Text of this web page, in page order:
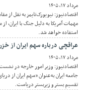
مرداد ۱۷, ۱۴۰۵
اقتصادنیوز: نیویورک‌تایمز به نقل از
مهمات آمریکا به دلیل جنگ با ایران،
استفاده خواهد شد.
عراقچی درباره سهم ایران از خزر
مرداد ۱۷, ۱۴۰۵
اقتصادنیوز: وزیر امور خارجه در
جامعه ایران به‌عنوان «سهم ایران از
تقسیم بستر و زیربستر دریاست.